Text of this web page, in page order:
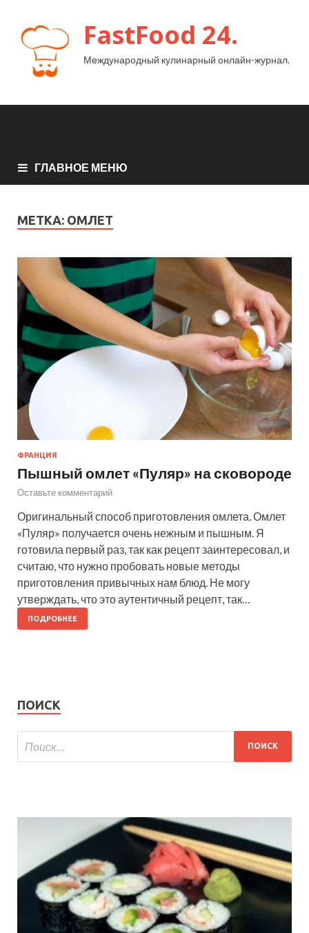
FastFood 24.
Международный кулинарный онлайн-журнал.
ГЛАВНОЕ МЕНЮ
МЕТКА: ОМЛЕТ
ФРАНЦИЯ
Пышный омлет «Пуляр» на сковороде
Оставьте комментарий
Оригинальный способ приготовления омлета. Омлет
«Пуляр» получается очень нежным и пышным. Я
готовила первый раз, так как рецепт заинтересовал, и
считаю, что нужно пробовать новые методы
приготовления привычных нам блюд. Не могу
утверждать, что это аутентичный рецепт, так…
ПОДРОБНЕЕ
ПОИСК